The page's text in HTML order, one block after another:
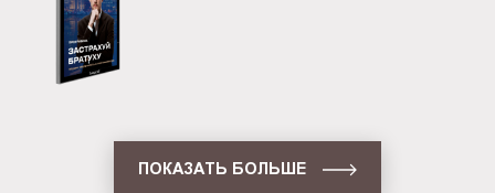
ПОКАЗАТЬ БОЛЬШЕ